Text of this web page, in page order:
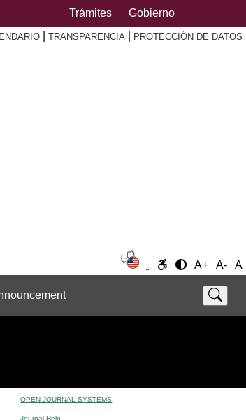
Trámites Gobierno
TRANSPARENCIA PROTECCIÓN DE DATOS
A+ A- A
OPEN JOURNAL SYSTEMS
Journal Help